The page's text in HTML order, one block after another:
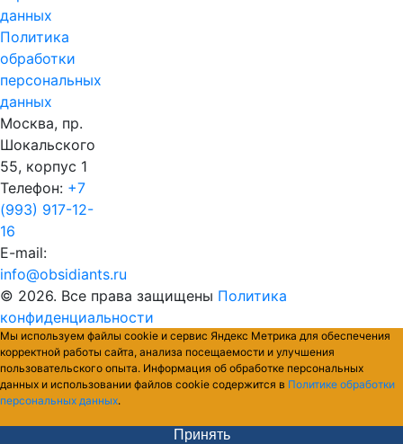
данных
Политика
обработки
персональных
данных
Москва, пр.
Шокальского
55, корпус 1
Телефон: +7
(993) 917-12-
16
E-mail:
info@obsidiants.ru
© 2026. Все права защищены Политика
конфиденциальности
Мы используем файлы cookie и сервис Яндекс Метрика для обеспечения
корректной работы сайта, анализа посещаемости и улучшения
пользовательского опыта. Информация об обработке персональных
данных и использовании файлов cookie содержится в Политике обработки
персональных данных.
Принять